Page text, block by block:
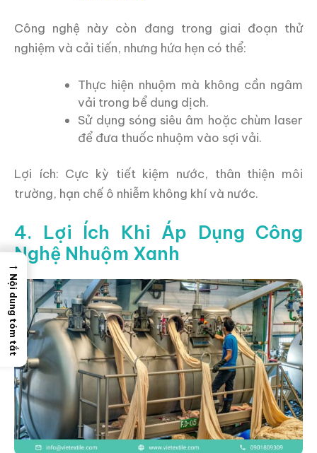
Công nghệ này còn đang trong giai đoạn thử
nghiệm và cải tiến, nhưng hứa hẹn có thể:
Thực hiện nhuộm mà không cần ngâm
vải trong bể dung dịch.
Sử dụng sóng siêu âm hoặc chùm laser
để đưa thuốc nhuộm vào sợi vải.
Lợi ích: Cực kỳ tiết kiệm nước, thân thiện môi
trường, hạn chế ô nhiễm không khí và nước.
4. Lợi Ích Khi Áp Dụng Công
Nghệ Nhuộm Xanh
→
Nội dung tóm tắt